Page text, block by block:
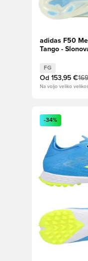
adidas F50
Tango -
FG
Od 153,95 €
Na voljo veliko
Odpre Modal
-34%